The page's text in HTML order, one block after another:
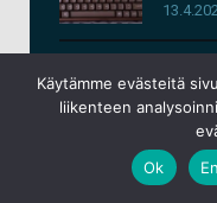
Käytämme evästeitä
liikenteen
Ok